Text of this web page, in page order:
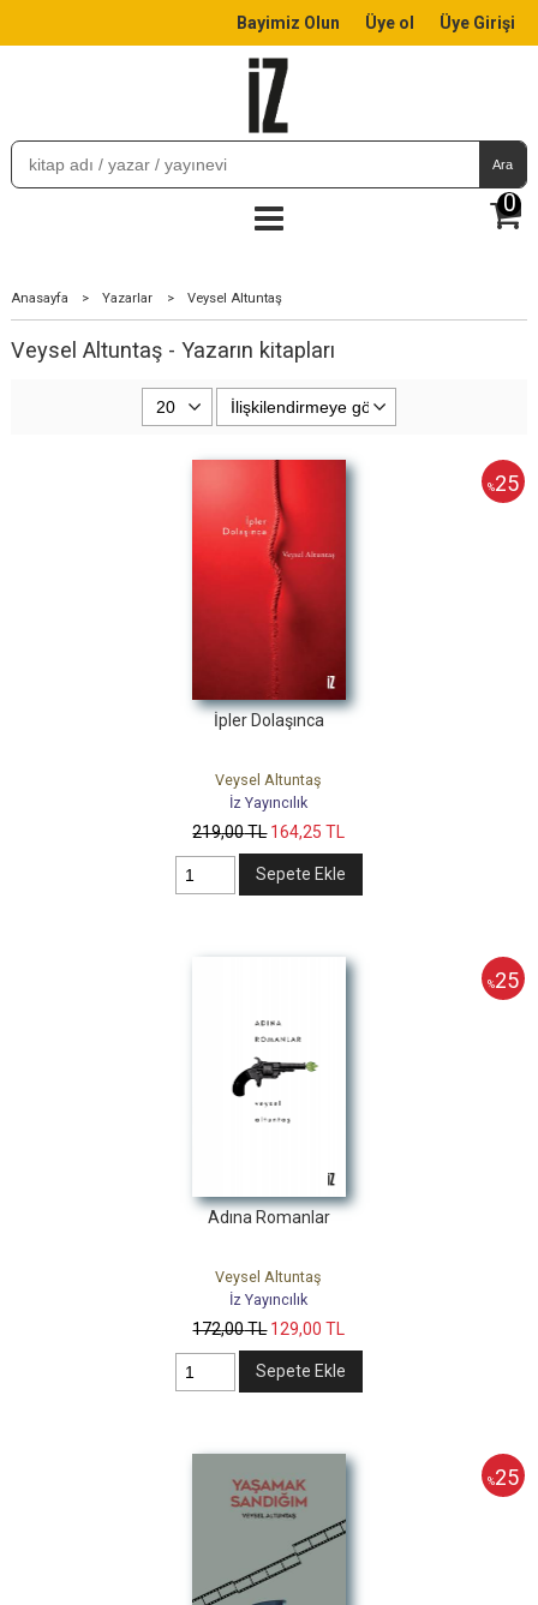
Bayimiz Olun Üye ol Üye Girişi
Ara
0
Anasayfa > Yazarlar > Veysel Altuntaş
Veysel Altuntaş - Yazarın kitapları
%25
İpler Dolaşınca
Veysel Altuntaş
İz Yayıncılık
219,00TL 164,25 TL
Sepete Ekle
%25
Adına Romanlar
Veysel Altuntaş
İz Yayıncılık
172,00TL 129,00 TL
Sepete Ekle
%25